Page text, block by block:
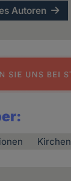
Autoren
Kirchen